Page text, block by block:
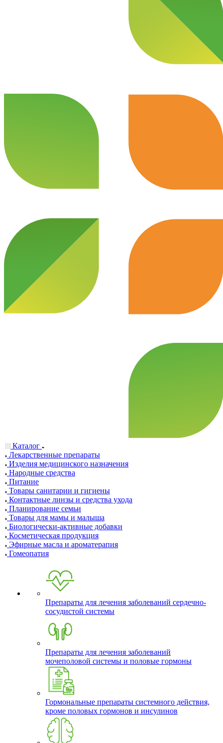
Каталог
Лекарственные препараты
Изделия медицинского назначения
Народные средства
Питание
Товары санитарии и гигиены
Контактные линзы и средства ухода
Планирование семьи
Товары для мамы и малыша
Биологически-активные добавки
Косметическая продукция
Эфирные масла и ароматерапия
Гомеопатия
Препараты для лечения заболеваний сердечно-
сосудистой системы
Препараты для лечения заболеваний
мочеполовой системы и половые гормоны
Гормональные препараты системного действия,
кроме половых гормонов и инсулинов